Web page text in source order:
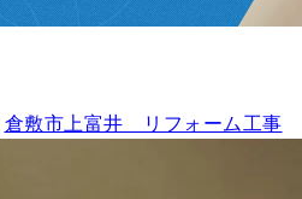
倉敷市上富井 リフォーム工事